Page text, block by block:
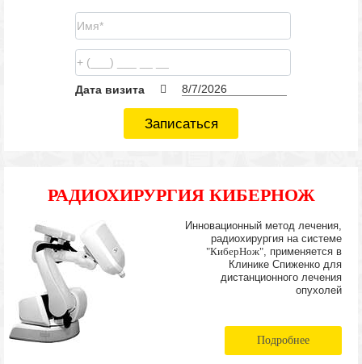
Дата визита
Записаться
РАДИОХИРУРГИЯ КИБЕРНОЖ
Инновационный метод лечения,
радиохирургия на системе
"КиберНож" , применяется в
Клинике Спиженко для
дистанционного лечения
опухолей
Подробнее